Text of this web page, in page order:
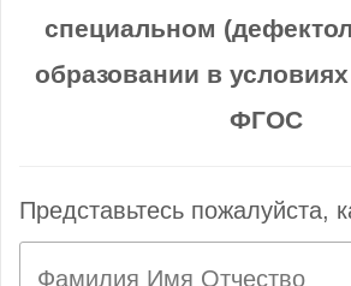
специальном
образовании в
ФГОС
Представьтесь пожалуйста,